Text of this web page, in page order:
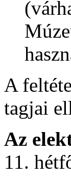
A
tagjai
Az
11.